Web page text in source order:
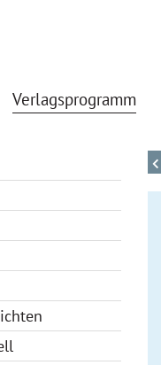
Verlagsprogramm